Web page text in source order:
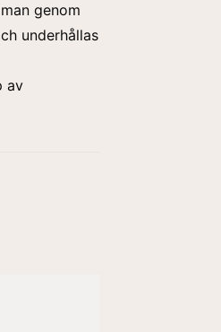
genom
underhållas
av